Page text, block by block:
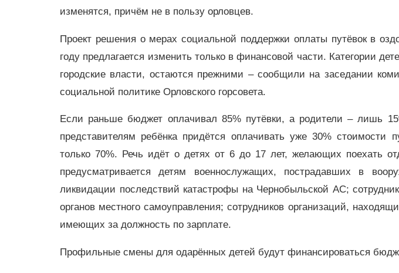
изменятся, причём не в пользу орловцев.
Проект решения о мерах социальной поддержки оплаты путёвок в
году предлагается изменить только в финансовой части. Категории
городские власти, остаются прежними – сообщили на заседании
социальной политике Орловского горсовета.
Если раньше бюджет оплачивал 85% путёвки, а родители – лишь
представителям ребёнка придётся оплачивать уже 30% стоимости
только 70%. Речь идёт о детях от 6 до 17 лет, желающих поехать
предусматривается детям военнослужащих, пострадавших в
ликвидации последствий катастрофы на Чернобыльской АС;
органов местного самоуправления; сотрудников организаций,
имеющих за должность по зарплате.
Профильные смены для одарённых детей будут финансироваться